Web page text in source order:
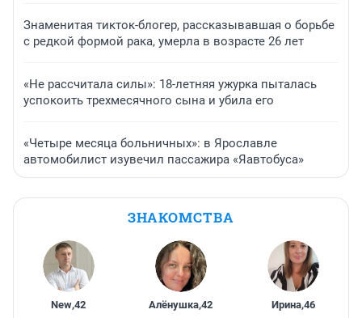
Знаменитая тикток-блогер, рассказывавшая о борьбе
с редкой формой рака, умерла в возрасте 26 лет
«Не рассчитала силы»: 18-летняя ужурка пыталась
успокоить трехмесячного сына и убила его
«Четыре месяца больничных»: в Ярославле
автомобилист изувечил пассажира «Яавтобуса»
ЗНАКОМСТВА
New,42 Алёнушка,42 Ирина,46